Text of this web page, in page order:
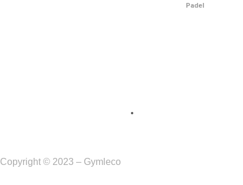
Padel
Copyright © 2023 – Gymleco